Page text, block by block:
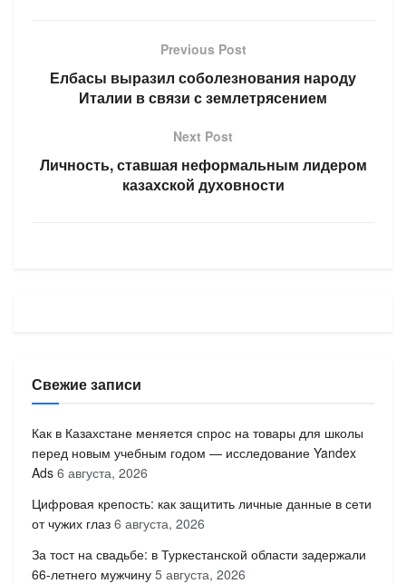
Previous Post
Елбасы выразил соболезнования народу
Италии в связи с землетрясением
Next Post
Личность, ставшая неформальным лидером
казахской духовности
Свежие записи
Как в Казахстане меняется спрос на товары для школы
перед новым учебным годом — исследование Yandex
Ads 6 августа, 2026
Цифровая крепость: как защитить личные данные в сети
от чужих глаз 6 августа, 2026
За тост на свадьбе: в Туркестанской области задержали
66-летнего мужчину 5 августа, 2026